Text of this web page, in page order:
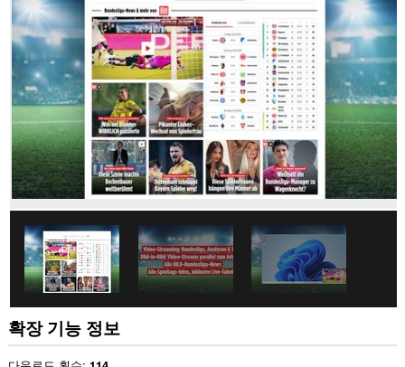
부
웹
사
이
트
의
데
터
에
액
세
스
할
확장 기능 정보